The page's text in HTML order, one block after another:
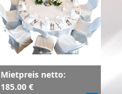
Mietpreis netto:
185.00 €